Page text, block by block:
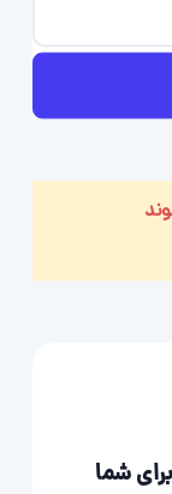
شما